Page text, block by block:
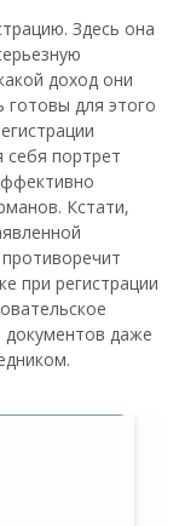
Здесь она
доход они
готовы для этого
портрет
Кстати,
при регистрации
документов даже